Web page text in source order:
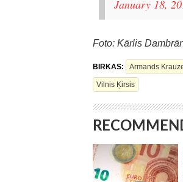
January 18,
Foto: Kārlis
BIRKAS: Armands
Vilnis Ķirsis